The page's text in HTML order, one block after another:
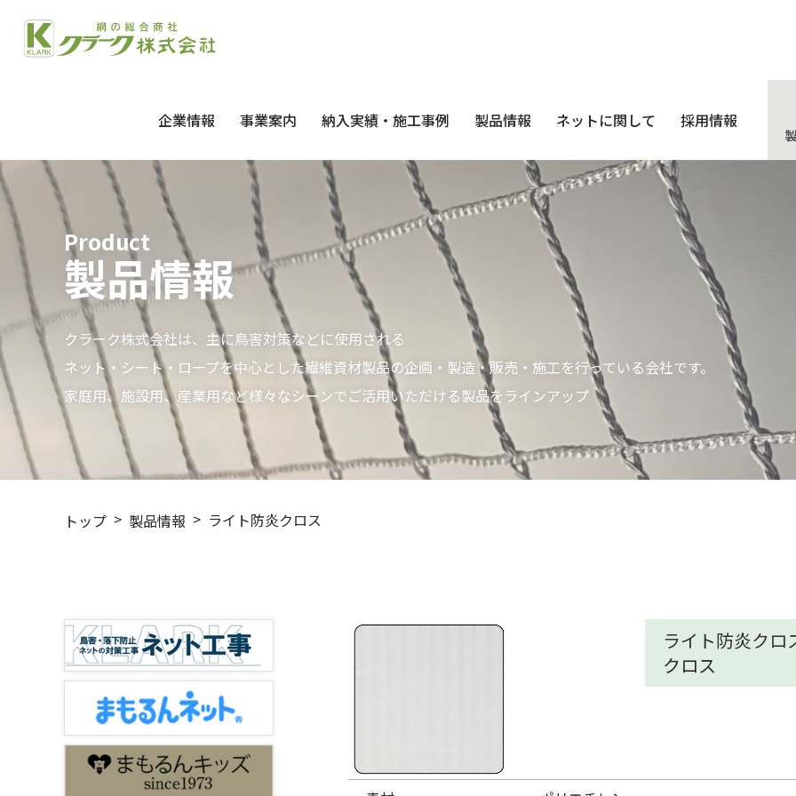
企業情報 事業案内 納入実績・施工事例 製品情報 ネットに関して 採用情報
製品情報
Product
クラーク株式会社は、主に鳥害対策などに使用される
ネット・シート・ロープを中心とした繊維資材製品の企画・製造・販売・施工を行っている会社です。
家庭用、施設用、産業用など様々なシーンでご活用いただける製品をラインアップ
トップ 製品情報 ライト防炎クロス
ライト防炎クロ
クロス